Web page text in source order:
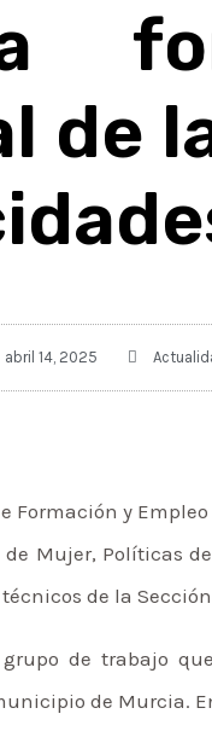
de
abril 14, 2025
Formación y
Mujer, Políticas
de la
de trabajo
de Murcia.